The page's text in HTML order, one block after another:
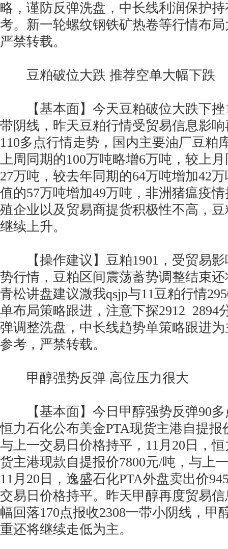
略，谨防反弹洗盘，中长线利润保护
考。新一轮螺纹钢铁矿热卷等行情布
严禁转载。
豆粕破位大跌 推荐空单大幅下跌
【基本面】今天豆粕破位大跌下挫
带阴线，昨天豆粕行情受贸易信息影
110多点行情走势，国内主要油厂豆粕
上周同期的100万吨略增6万吨，较上
27万吨，较去年同期的64万吨增加42
值的57万吨增加49万吨，非洲猪瘟疫
殖企业以及贸易商提货积极性不高，
继续上升。
【操作建议】豆粕1901，受贸易影
势行情，豆粕区间震荡蓄势调整结束
青松讲盘建议溦我qsjp与11豆粕行情
单布局策略跟进，注意下探2912 2894
弹调整洗盘，中长线趋势单策略跟进
参考，严禁转载。
甲醇强势反弹 高位压力很大
【基本面】今日甲醇强势反弹90多
恒力石化公布美金PTA现货主港自提报
与上一交易日价格持平，11月20日，
货主港现款自提报价7800元/吨，与上
11月20日，逸盛石化PTA外盘卖出价
交易日价格持平。昨天甲醇再度贸易
幅回落170点报收2308一带小阴线，甲
重还将继续走低为主。